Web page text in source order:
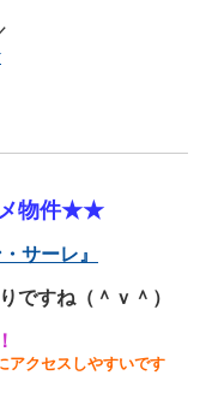
物件★★
・サーレ』
ですね（＾ｖ＾）
アクセスしやすいです